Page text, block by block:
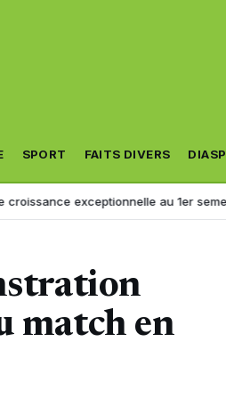
SPORT FAITS DIVERS
exceptionnelle au 1er semestre 2026
match en